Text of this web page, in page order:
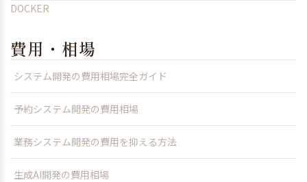
DOCKER
費用・相場
システム開発の費用相場完全ガイド
予約システム開発の費用相場
業務システム開発の費用を抑える方法
生成AI開発の費用相場